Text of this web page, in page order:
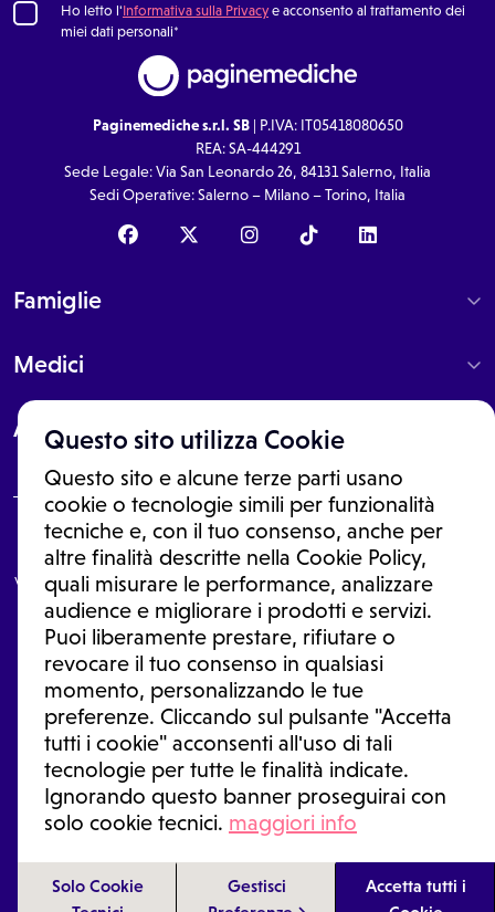
Questo sito utilizza Cookie
Questo sito e alcune terze parti usano
cookie o tecnologie simili per funzionalità
tecniche e, con il tuo consenso, anche per
altre finalità descritte nella Cookie Policy,
quali misurare le performance, analizzare
audience e migliorare i prodotti e servizi.
Puoi liberamente prestare, rifiutare o
revocare il tuo consenso in qualsiasi
momento, personalizzando le tue
preferenze. Cliccando sul pulsante "Accetta
tutti i cookie" acconsenti all'uso di tali
tecnologie per tutte le finalità indicate.
Ignorando questo banner proseguirai con
solo cookie tecnici. maggiori info
Solo Cookie
Gestisci
Accetta tutti i
Ho letto l'Informativa sulla Privacye acconsento al trattamento dei
miei dati personali*
Paginemediche s.r.l. SB| P.IVA: IT05418080650
REA: SA-444291
Sede Legale: Via San Leonardo 26, 84131 Salerno, Italia
Sedi Operative: Salerno – Milano – Torino, Italia
Famiglie
Medici
About
Le informazioni proposte in questo sito non sono un consulto medico.
In nessun caso, queste informazioni sostituiscono un consulto, una
visita o una diagnosi formulata dal medico. Non si devono considerare
le informazioni disponibili come suggerimenti per la formulazione di
una diagnosi, la determinazione di un trattamento o l'assunzione o
sospensione di un farmaco senza prima consultare un medico di
medicina generale o uno specialista.
Condizioni di utilizzo|Privacy Policy |Gestione Cookie
Ⓒ 2026 | Tutti i diritti riservati.